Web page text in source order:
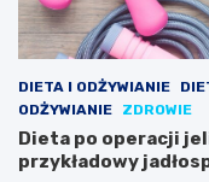
DIETA I ODŻYWIANIE
ODŻYWIANIE
ZDROWIE
Dieta po operacji
przykładowy